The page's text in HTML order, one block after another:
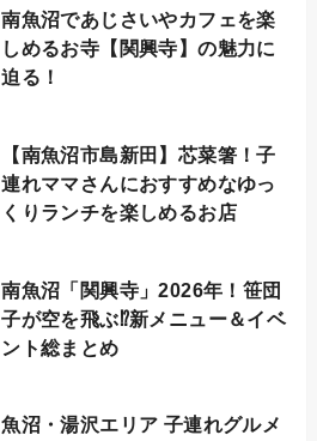
南魚沼であじさいやカフェを楽
しめるお寺【関興寺】の魅力に
迫る！
【南魚沼市島新田】芯菜箸！子
連れママさんにおすすめなゆっ
くりランチを楽しめるお店
南魚沼「関興寺」2026年！笹団
子が空を飛ぶ⁉新メニュー＆イベ
ント総まとめ
魚沼・湯沢エリア 子連れグルメ